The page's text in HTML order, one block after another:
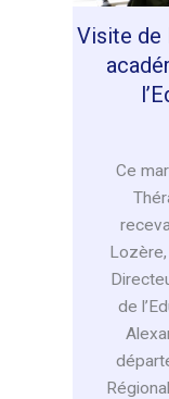
Visite de
Ce
de